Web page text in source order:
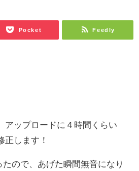
Pocket Feedly
アップロードに４時間くらい
します！
ので、あげた瞬間無音になり